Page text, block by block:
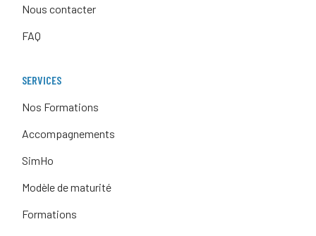
Nous contacter
FAQ
SERVICES
Nos Formations
Accompagnements
SimHo
Modèle de maturité
Formations